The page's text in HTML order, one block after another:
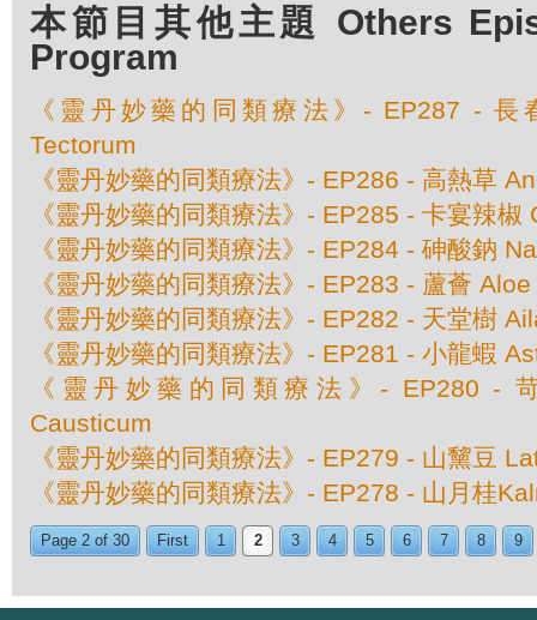
本節目其他主題 Others
Program
《靈丹妙藥的同類療法》- EP287 - 長
Tectorum
《靈丹妙藥的同類療法》- EP286 - 高熱草
《靈丹妙藥的同類療法》- EP285 - 卡宴辣
《靈丹妙藥的同類療法》- EP284 - 砷酸鈉
《靈丹妙藥的同類療法》- EP283 - 蘆薈
《靈丹妙藥的同類療法》- EP282 - 天堂樹
《靈丹妙藥的同類療法》- EP281 - 小龍蝦
《靈丹妙藥的同類療法》- EP280 -
Causticum
《靈丹妙藥的同類療法》- EP279 - 山黧豆
《靈丹妙藥的同類療法》- EP278 - 山月桂
Page 2 of 30 First 1 2 3 4 5 6 7 8 9